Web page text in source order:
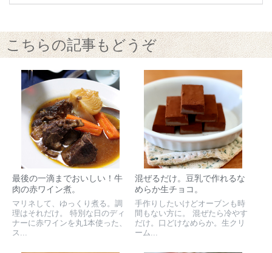
こちらの記事もどうぞ
最後の一滴までおいしい！牛
肉の赤ワイン煮。
マリネして、ゆっくり煮る。調
理はそれだけ。 特別な日のディ
ナーに赤ワインを丸1本使った、
ス...
混ぜるだけ。豆乳で作れるな
めらか生チョコ。
手作りしたいけどオーブンも時
間もない方に。 混ぜたら冷やす
だけ。口どけなめらか。生クリ
ーム...